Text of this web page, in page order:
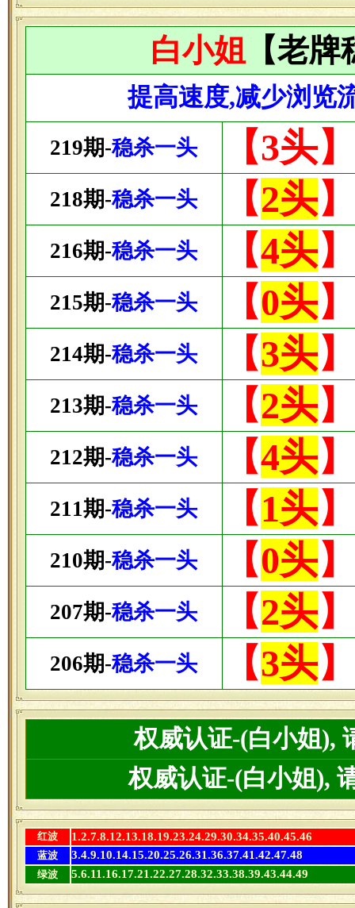
白小姐【老牌
提高速度,减少浏览
219期-稳杀一头 【3头】
218期-稳杀一头 【2头】
216期-稳杀一头 【4头】
215期-稳杀一头 【0头】
214期-稳杀一头 【3头】
213期-稳杀一头 【2头】
212期-稳杀一头 【4头】
211期-稳杀一头 【1头】
210期-稳杀一头 【0头】
207期-稳杀一头 【2头】
206期-稳杀一头 【3头】
权威认证-(白小姐),
权威认证-(白小姐),
红波 1.2.7.8.12.13.18.19.23.24.29.30.34.35.40.45.46
蓝波 3.4.9.10.14.15.20.25.26.31.36.37.41.42.47.48
绿波 5.6.11.16.17.21.22.27.28.32.33.38.39.43.44.49